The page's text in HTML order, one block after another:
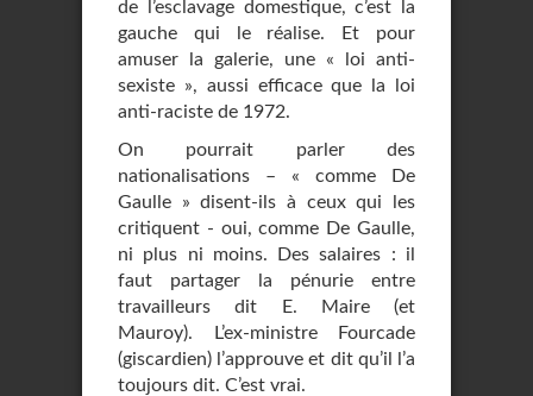
de l’esclavage domestique, c’est la
gauche qui le réalise. Et pour
amuser la galerie, une « loi anti-
sexiste », aussi efficace que la loi
anti-raciste de 1972.
On pourrait parler des
nationalisations – « comme De
Gaulle » disent-ils à ceux qui les
critiquent - oui, comme De Gaulle,
ni plus ni moins. Des salaires : il
faut partager la pénurie entre
travailleurs dit E. Maire (et
Mauroy). L’ex-ministre Fourcade
(giscardien) l’approuve et dit qu’il l’a
toujours dit. C’est vrai.